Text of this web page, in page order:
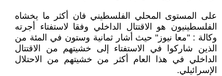
على المستوى المحلي الفلسطيني فان أكثر ما يخشاه
الفلسطينيون هو الاقتتال الداخلي وفقا لاستفتاء أجرته
وكالة : "معا نيوز" حيث أشار ثمانية وستون في المئة من
الذين شاركوا في الاستفتاء إلى خشيتهم من الاقتتال
الداخلي في هذا العام أكثر من خشيتهم من الاحتلال
الإسرائيلي.